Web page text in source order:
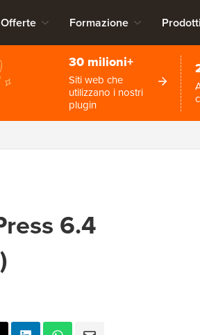
Offerte Formazione Prodotti
30 milioni+
Siti web che
utilizzano i nostri
plugin
6.4